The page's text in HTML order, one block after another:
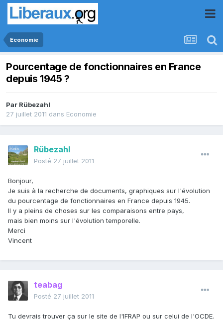
Economie
Pourcentage de fonctionnaires en France
depuis 1945 ?
Par Rübezahl
27 juillet 2011 dans Economie
Rübezahl
Posté 27 juillet 2011
Bonjour,
Je suis à la recherche de documents, graphiques sur l'évolution
du pourcentage de fonctionnaires en France depuis 1945.
Il y a pleins de choses sur les comparaisons entre pays,
mais bien moins sur l'évolution temporelle.
Merci
Vincent
teabag
Posté 27 juillet 2011
Tu devrais trouver ça sur le site de l'IFRAP ou sur celui de l'OCDE.